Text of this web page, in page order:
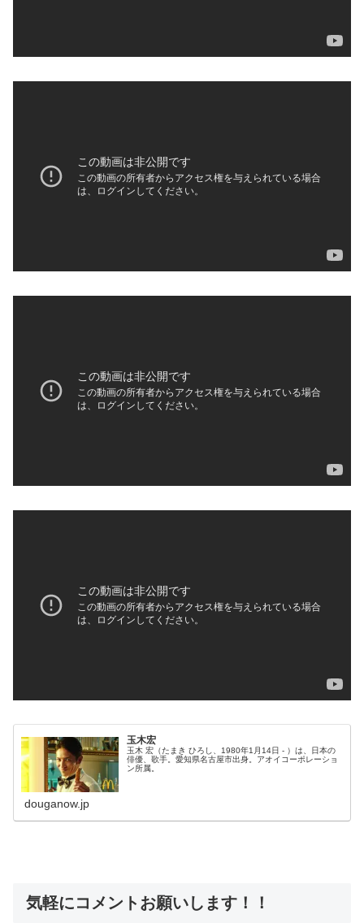
玉木宏
玉木 宏（たまき ひろし、1980年1月14日 - ）は、日本の
俳優、歌手。愛知県名古屋市出身。アオイコーポレーショ
ン所属。
douganow.jp
気軽にコメントお願いします！！